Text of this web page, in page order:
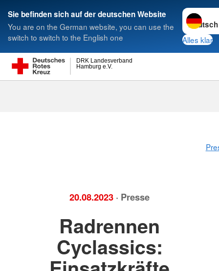
Sie befinden sich auf der deutschen Website
You are on the German website, you can use the
switch to switch to the English one
Sprache
Alles klar
Hamburg e.V.
DRK Landesverband
Suche
20.08.2023 · Presse
Radrennen
Cyclassics: